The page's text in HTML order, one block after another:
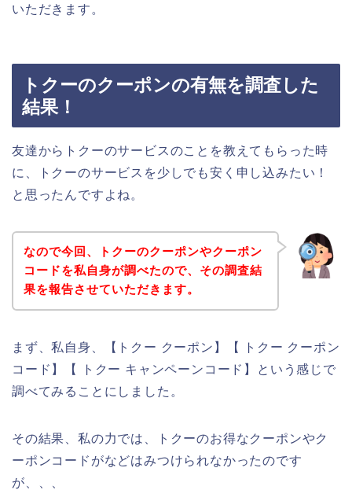
いただきます。
トクーのクーポンの有無を調査した
結果！
友達からトクーのサービスのことを教えてもらった時
に、トクーのサービスを少しでも安く申し込みたい！
と思ったんですよね。
なので今回、トクーのクーポンやクーポン
コードを私自身が調べたので、その調査結
果を報告させていただきます。
まず、私自身、【トクー クーポン】【 トクー クーポン
コード】【 トクー キャンペーンコード】という感じで
調べてみることにしました。
その結果、私の力では、トクーのお得なクーポンやク
ーポンコードがなどはみつけられなかったのです
が、、、